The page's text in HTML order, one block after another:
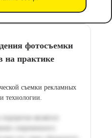
фотосъемки
на практике
съемки рекламных
технологии.